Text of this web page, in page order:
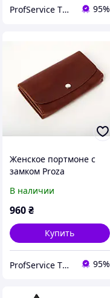
ProfService ТОВ "Профессиональный сервис" 95%
Женское портмоне с
замком Proza
клатч коньяк
В наличии
960₴
Купить
ProfService ТОВ "Профессиональный сервис" 95%